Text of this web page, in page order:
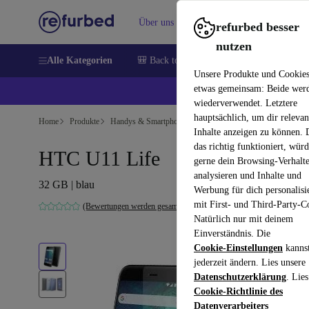
refurbed besser
nutzen
Unsere Produkte und
etwas gemeinsam: Beide
wiederverwendet. Letztere
hauptsächlich, um dir
Inhalte anzeigen zu können.
das richtig funktioniert,
gerne dein Browsing-
analysieren und Inhalte und
Werbung für dich
mit First- und Third-Party-
Natürlich nur mit deinem
Einverständnis. Die
Cookie-Einstellungen
jederzeit ändern. Lies unsere
Datenschutzerklärung.
Cookie-Richtlinie des
Datenverarbeiters
Über uns Verkaufen Hilfe
Alle Kategorien 🎒 Back to school
💰
Home Produkte Handys & Smartphones HTC Handys
HTC U11 Life
32 GB | blau
(Bewertungen werden gesammelt)